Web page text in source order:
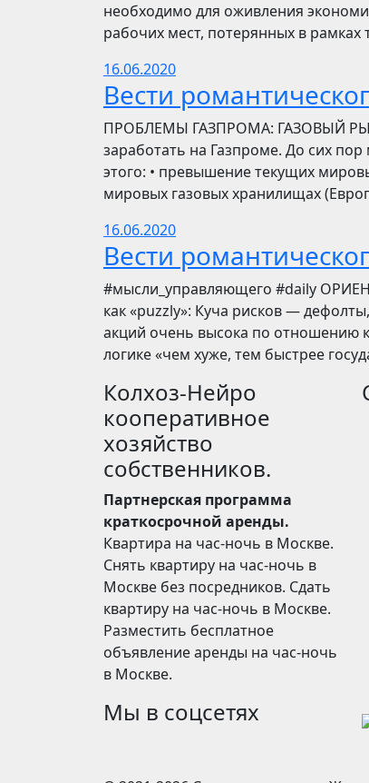
необходимо для оживления
рабочих мест, потерянных в рамках
16.06.2020
Вести
ПРОБЛЕМЫ ГАЗПРОМА: ГАЗОВЫЙ
заработать на Газпроме. До сих
этого: • превышение текущих
мировых газовых хранилищах
16.06.2020
Вести
​​#мысли_управляющего #daily
как «puzzly»: Куча рисков —
акций очень высока по отношению
логике «чем хуже, тем быстрее
Колхоз-Нейро
кооперативное
хозяйство
собственников.
Партнерская программа
краткосрочной аренды.
Квартира на час-ночь в Москве.
Снять квартиру на час-ночь в
Москве без посредников. Сдать
квартиру на час-ночь в Москве.
Разместить бесплатное
объявление аренды на час-ночь
в Москве.
Мы в соцсетях